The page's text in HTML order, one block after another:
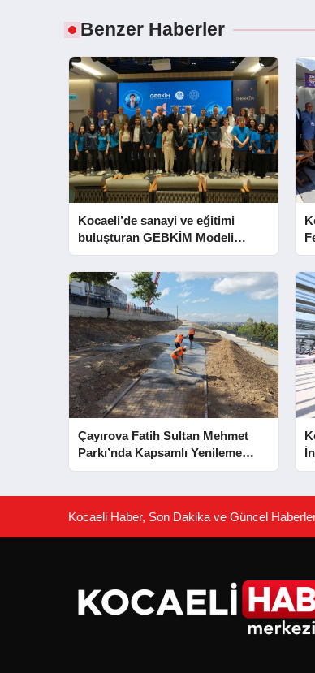
Benzer Haberler
Kocaeli’de sanayi ve eğitimi
buluşturan GEBKİM Modeli
tanıtıldı
Çayırova Fatih Sultan Mehmet
Parkı’nda Kapsamlı Yenileme
Başladı
Kocaeli Haber, Son Dakika ve Güncel